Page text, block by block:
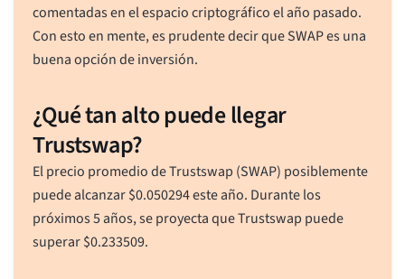
comentadas en el espacio criptográfico el año pasado.
Con esto en mente, es prudente decir que SWAP es una
buena opción de inversión.
¿Qué tan alto puede llegar
Trustswap?
El precio promedio de Trustswap (SWAP) posiblemente
puede alcanzar$0.050294este año. Durante los
próximos 5 años, se proyecta que Trustswap puede
superar$0.233509.